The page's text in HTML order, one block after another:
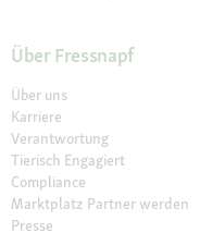
Über Fressnapf
Über uns
Karriere
Verantwortung
Tierisch Engagiert
Compliance
Marktplatz Partner werden
Presse